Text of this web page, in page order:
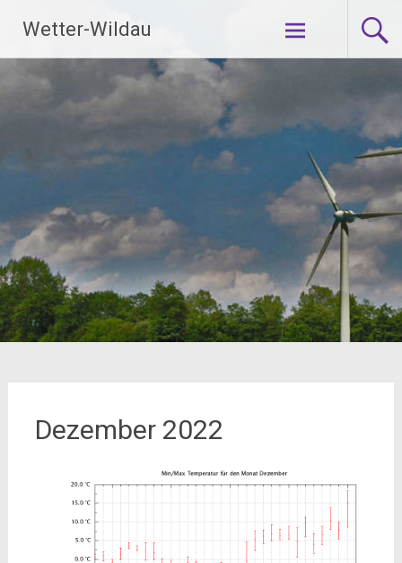
Wetter-Wildau
Weiter
zum
Inhalt
Dezember 2022